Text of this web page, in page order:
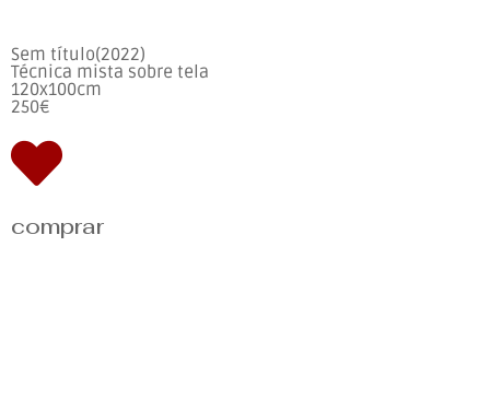
Sem título(2022)
Técnica mista sobre tela
120x100cm
250€
comprar